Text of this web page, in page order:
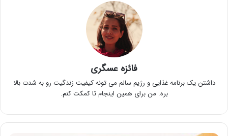
فائزه عسگری
داشتن یک برنامه غذایی و رژیم سالم می تونه کیفیت زندگیت رو به شدت بالا
بره. من برای همین اینجام تا کمکت کنم.